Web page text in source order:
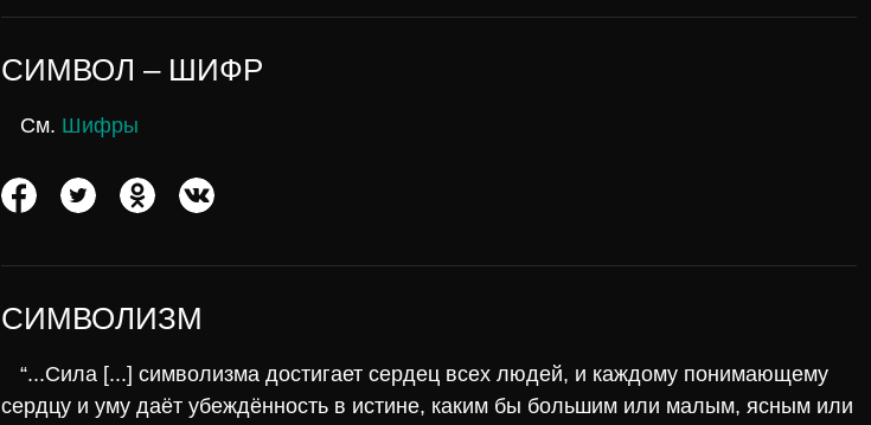
СИМВОЛ – ШИФР
См. Шифры
СИМВОЛИЗМ
“...Сила [...] символизма достигает сердец всех людей, и каждому понимающему
сердцу и уму даёт убеждённость в истине, каким бы большим или малым, ясным или